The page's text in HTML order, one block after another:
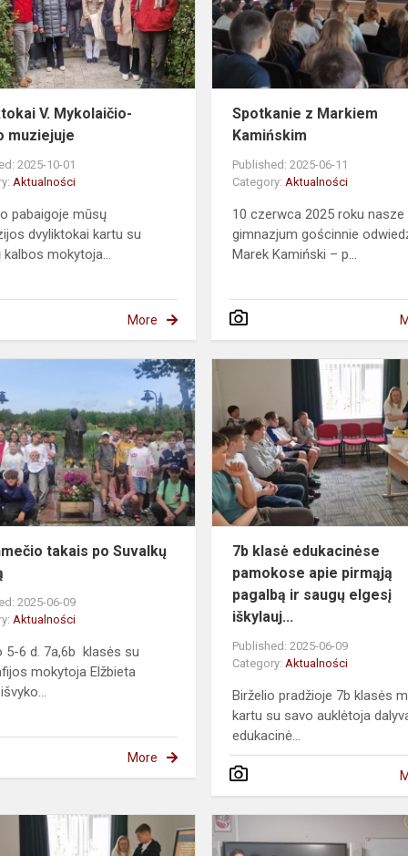
muziejuje
V. Mykolaičio-
muziejuje
2025-10-01
Aktualności
pabaigoje mūsų
dvyliktokai kartu su
kalbos mokytoja...
More
Spotkanie z Markiem
Kamińskim
Published: 2025-06-11
Category:Aktualności
10 czerwca 2025 roku nasze
gimnazjum gościnnie
Marek Kamiński – p...
Ledynmečio
takais
po
Suvalkų
kraštą
takais po Suvalkų
2025-06-09
Aktualności
5-6 d. 7a,6b klasės su
mokytoja Elžbieta
More
7b klasė edukacinėse
pamokose apie pirmąją
pagalbą ir saugų elgesį
iškylauj...
Published: 2025-06-09
Category:Aktualności
Birželio pradžioje 7b klasės
kartu su savo auklėtoja
edukacinė...
na